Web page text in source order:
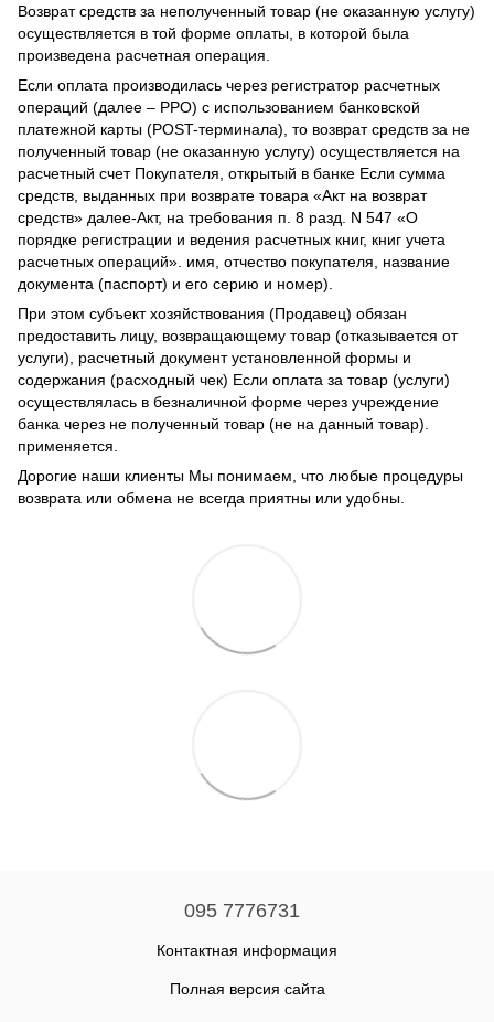
Возврат средств за неполученный товар (не оказанную услугу)
осуществляется в той форме оплаты, в которой была
произведена расчетная операция.
Если оплата производилась через регистратор расчетных
операций (далее – РРО) с использованием банковской
платежной карты (POST-терминала), то возврат средств за не
полученный товар (не оказанную услугу) осуществляется на
расчетный счет Покупателя, открытый в банке Если сумма
средств, выданных при возврате товара «Акт на возврат
средств» далее-Акт, на требования п. 8 разд. N 547 «О
порядке регистрации и ведения расчетных книг, книг учета
расчетных операций». имя, отчество покупателя, название
документа (паспорт) и его серию и номер).
При этом субъект хозяйствования (Продавец) обязан
предоставить лицу, возвращающему товар (отказывается от
услуги), расчетный документ установленной формы и
содержания (расходный чек) Если оплата за товар (услуги)
осуществлялась в безналичной форме через учреждение
банка через не полученный товар (не на данный товар).
применяется.
Дорогие наши клиенты Мы понимаем, что любые процедуры
возврата или обмена не всегда приятны или удобны.
095 7776731
Контактная информация
Полная версия сайта